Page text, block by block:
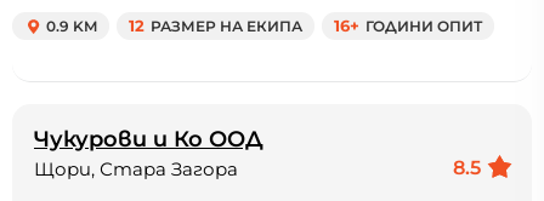
0.9 KM 12 РАЗМЕР НА ЕКИПА 16+ ГОДИНИ ОПИТ
Чукурови и Ко ООД
8.5
Щори, Стара Загора